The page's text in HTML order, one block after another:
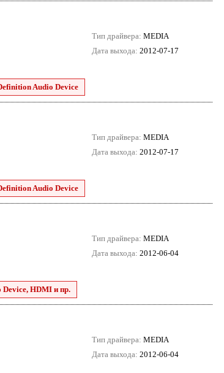
Тип драйвера: MEDIA
Дата выхода: 2012-07-17
Audio Device
Тип драйвера: MEDIA
Дата выхода: 2012-07-17
Audio Device
Тип драйвера: MEDIA
Дата выхода: 2012-06-04
Device, HDMI и пр.
Тип драйвера: MEDIA
Дата выхода: 2012-06-04